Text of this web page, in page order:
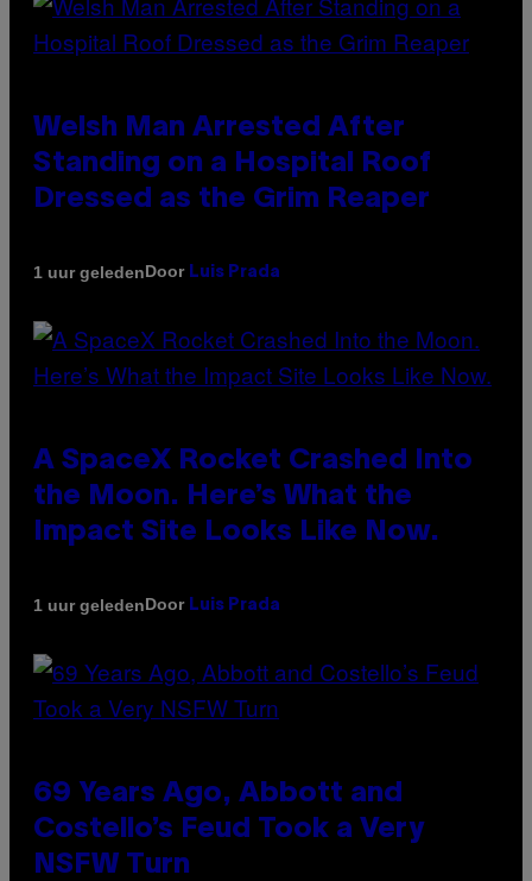
Welsh Man Arrested After
Standing on a Hospital Roof
Dressed as the Grim Reaper
1 uur geledenDoor Luis Prada
A SpaceX Rocket Crashed Into
the Moon. Here’s What the
Impact Site Looks Like Now.
1 uur geledenDoor Luis Prada
69 Years Ago, Abbott and
Costello’s Feud Took a Very
NSFW Turn